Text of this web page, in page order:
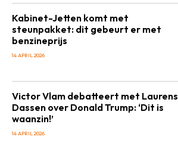
Kabinet-Jetten komt met
steunpakket: dit gebeurt er met
benzineprijs
14 APRIL 2026
Victor Vlam debatteert met Laurens
Dassen over Donald Trump: ‘Dit is
waanzin!’
14 APRIL 2026